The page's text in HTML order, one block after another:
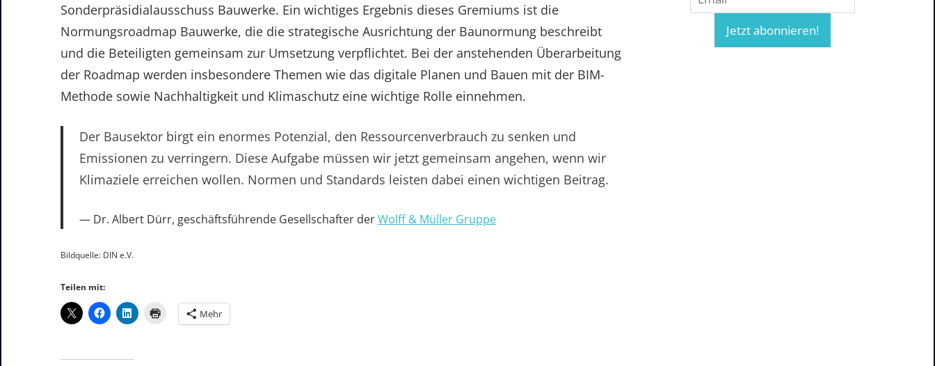
Sonderpräsidialausschuss Bauwerke. Ein wichtiges Ergebnis dieses Gremiums ist die
Normungsroadmap Bauwerke, die die strategische Ausrichtung der Baunormung beschreibt
und die Beteiligten gemeinsam zur Umsetzung verpflichtet. Bei der anstehenden Überarbeitung
der Roadmap werden insbesondere Themen wie das digitale Planen und Bauen mit der BIM-
Methode sowie Nachhaltigkeit und Klimaschutz eine wichtige Rolle einnehmen.
Der Bausektor birgt ein enormes Potenzial, den Ressourcenverbrauch zu senken und
Emissionen zu verringern. Diese Aufgabe müssen wir jetzt gemeinsam angehen, wenn wir
Klimaziele erreichen wollen. Normen und Standards leisten dabei einen wichtigen Beitrag.
Dr. Albert Dürr, geschäftsführende Gesellschafter derWolff & Müller Gruppe
Bildquelle: DIN e.V.
Teilen mit:
Mehr